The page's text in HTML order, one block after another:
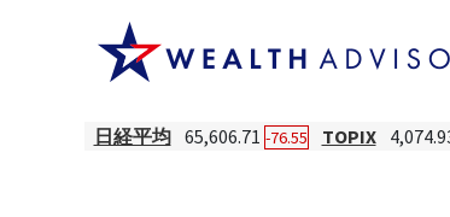
日経平均 65,606.71 -76.55 TOPIX